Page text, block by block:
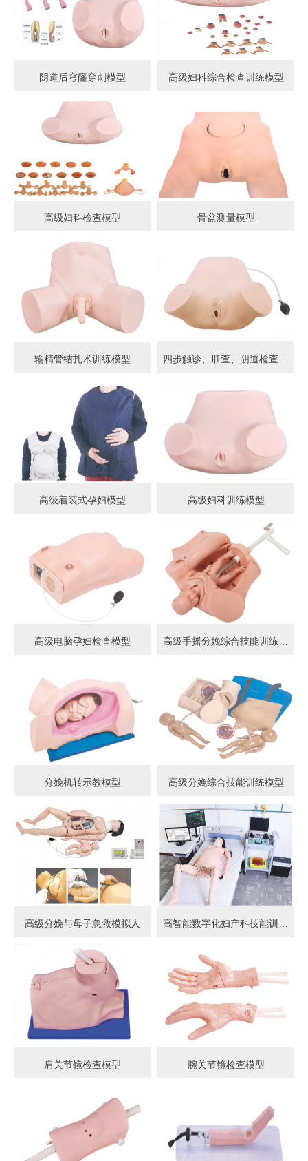
阴道后穹窿穿刺模型 高级妇科综合检查训练模型
高级妇科检查模型 骨盆测量模型
输精管结扎术训练模型 四步触诊、肛查、阴道检查训练模型
高级着装式孕妇模型 高级妇科训练模型
高级电脑孕妇检查模型 高级手摇分娩综合技能训练模型
分娩机转示教模型 高级分娩综合技能训练模型
高级分娩与母子急救模拟人
肩关节镜检查模型 腕关节镜检查模型